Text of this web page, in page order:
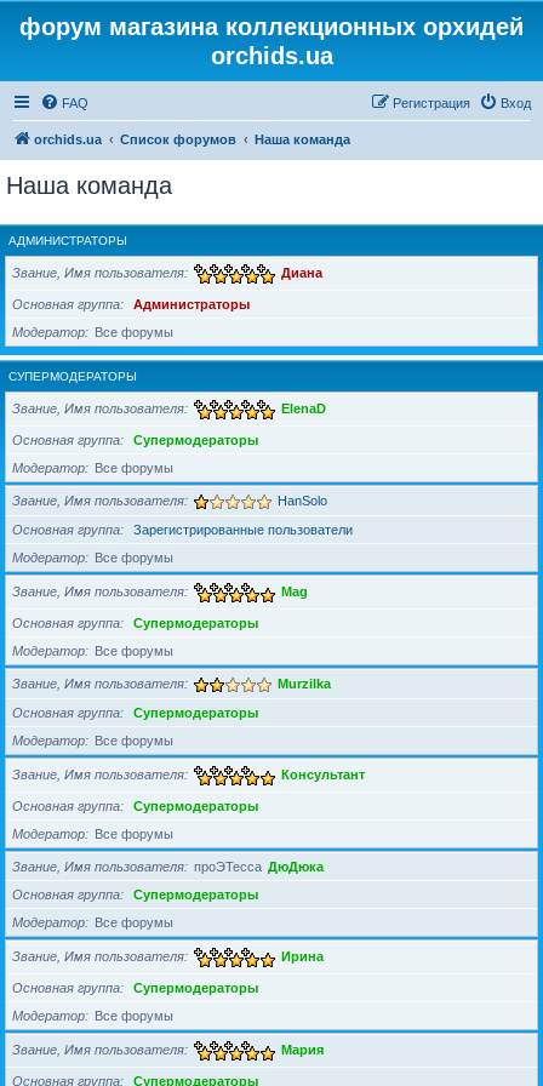
форум магазина коллекционных орхидей
orchids.ua
FAQ Вход
Регистрация
orchids.ua Список форумов Наша команда
Наша команда
АДМИНИСТРАТОРЫ
Звание, Имя пользователя Диана
Основная группа
Администраторы
Модератор
Все форумы
СУПЕРМОДЕРАТОРЫ
Звание, Имя пользователя ElenaD
Основная группа
Супермодераторы
Модератор
Все форумы
Звание, Имя пользователя HanSolo
Основная группа
Зарегистрированные пользователи
Модератор
Все форумы
Звание, Имя пользователя Mag
Основная группа
Супермодераторы
Модератор
Все форумы
Звание, Имя пользователя Murzilka
Основная группа
Супермодераторы
Модератор
Все форумы
Звание, Имя пользователя Консультант
Основная группа
Супермодераторы
Модератор
Все форумы
Звание, Имя пользователя проЭТесса ДюДюка
Основная группа
Супермодераторы
Модератор
Все форумы
Звание, Имя пользователя Ирина
Основная группа
Супермодераторы
Модератор
Все форумы
Звание, Имя пользователя Мария
Основная группа Супермодераторы